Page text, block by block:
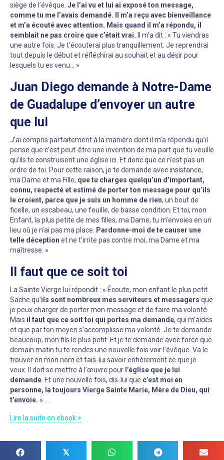
siège de l’évêque. Je l’ai vu et lui ai exposé ton message,
comme tu me l’avais demandé. Il m’a reçu avec bienveillance
et m’a écouté avec attention. Mais quand il m’a répondu, il
semblait ne pas croire que c’était vrai. Il m’a dit : « Tu viendras
une autre fois. Je t’écouterai plus tranquillement. Je reprendrai
tout depuis le début et réfléchirai au souhait et au désir pour
lesquels tu es venu… »
Juan Diego demande à Notre-Dame
de Guadalupe d’envoyer un autre
que lui
J’ai compris parfaitement à la manière dont il m’a répondu qu’il
pense que c’est peut-être une invention de ma part que tu veuille
qu’ils te construisent une église ici. Et donc que ce n’est pas un
ordre de toi. Pour cette raison, je te demande avec insistance,
ma Dame et ma Fille, que tu charges quelqu’un d’important,
connu, respecté et estimé de porter ton message pour qu’ils
le croient, parce que je suis un homme de rien, un bout de
ficelle, un escabeau, une feuille, de basse condition. Et toi, mon
Enfant, la plus petite de mes filles, ma Dame, tu m’envoies en un
lieu où je n’ai pas ma place. Pardonne-moi de te causer une
telle déception et ne t’irrite pas contre moi, ma Dame et ma
maîtresse. »
Il faut que ce soit toi
La Sainte Vierge lui répondit : « Écoute, mon enfant le plus petit.
Sache qu’ils sont nombreux mes serviteurs et messagers que
je peux charger de porter mon message et de faire ma volonté.
Mais il faut que ce soit toi qui portes ma demande, qui m’aides
et que par ton moyen s’accomplisse ma volonté. Je te demande
beaucoup, mon fils le plus petit. Et je te demande avec force que
demain matin tu te rendes une nouvelle fois voir l’évêque. Va le
trouver en mon nom et fais-lui savoir entièrement ce que je
veux. Il doit se mettre à l’œuvre pour l’église que je lui
demande. Et une nouvelle fois, dis-lui que c’est moi en
personne, la toujours Vierge Sainte Marie, Mère de Dieu, qui
t’envoie. » …
Lire la suite en ebook >
𝕏